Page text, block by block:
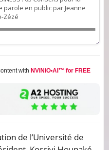
with NViNiO•AI™ for FREE
de l’Université de